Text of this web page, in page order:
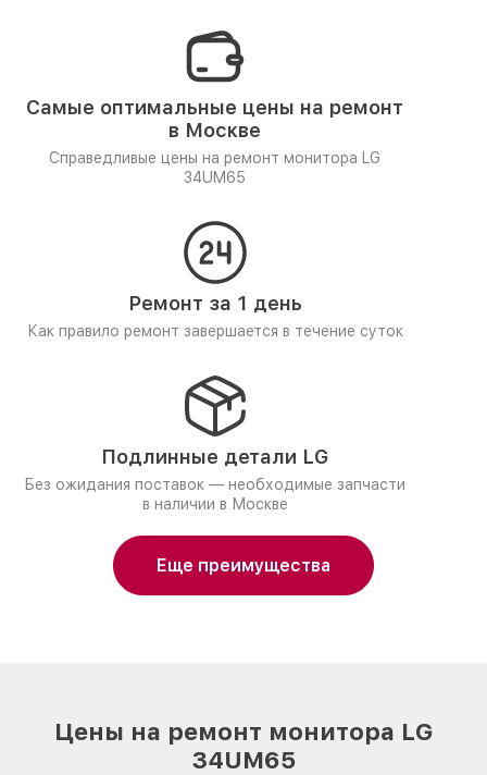
Самые оптимальные цены на ремонт
в Москве
Справедливые цены на ремонт монитора LG
34UM65
Ремонт за 1 день
Как правило ремонт завершается в течение суток
Подлинные детали LG
Без ожидания поставок — необходимые запчасти
в наличии в Москве
Еще преимущества
Цены на ремонт монитора LG
34UM65